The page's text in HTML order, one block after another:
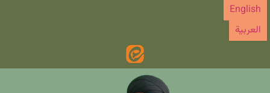
پرش
محتوا
English
العربیة